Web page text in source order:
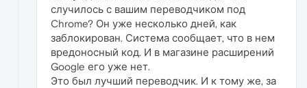
случилось с вашим переводчиком под
Chrome? Он уже несколько дней, как
заблокирован. Система сообщает, что в нем
вредоносный код. И в магазине расширений
Google его уже нет.
Это был лучший переводчик. И к тому же, за